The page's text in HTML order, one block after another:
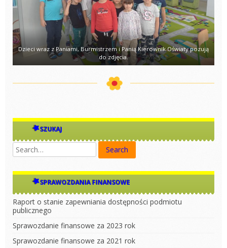
Dzieci wraz z Paniami, Burmistrzem i Panią Kierownik Oświaty pozują
do zdjęcia.
SZUKAJ
SPRAWOZDANIA FINANSOWE
Raport o stanie zapewniania dostępności podmiotu
publicznego
Sprawozdanie finansowe za 2023 rok
Sprawozdanie finansowe za 2021 rok